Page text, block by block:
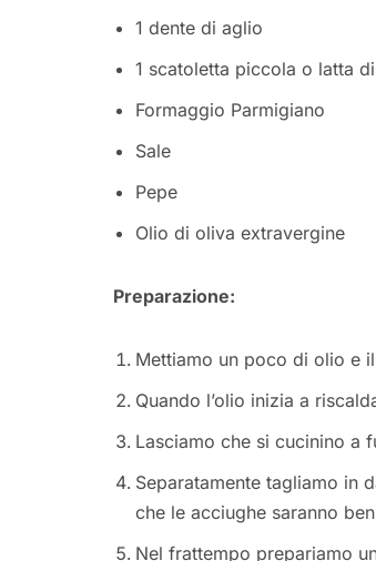
1 dente di aglio
1 scatoletta piccola o latta
Formaggio Parmigiano
Sale
Pepe
Olio di oliva extravergine
Preparazione:
Mettiamo un poco di olio e
Quando l’olio inizia a
Lasciamo che si cucinino a
Separatamente tagliamo in
che le acciughe saranno
Nel frattempo prepariamo